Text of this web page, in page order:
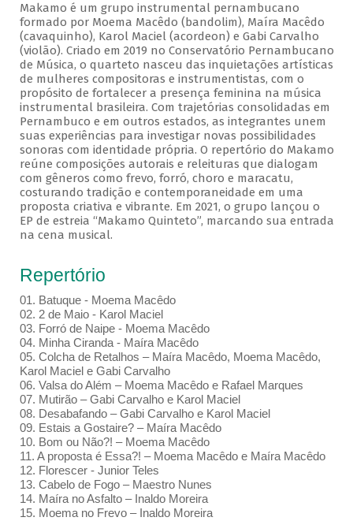
Makamo é um grupo instrumental pernambucano
formado por Moema Macêdo (bandolim), Maíra Macêdo
(cavaquinho), Karol Maciel (acordeon) e Gabi Carvalho
(violão). Criado em 2019 no Conservatório Pernambucano
de Música, o quarteto nasceu das inquietações artísticas
de mulheres compositoras e instrumentistas, com o
propósito de fortalecer a presença feminina na música
instrumental brasileira. Com trajetórias consolidadas em
Pernambuco e em outros estados, as integrantes unem
suas experiências para investigar novas possibilidades
sonoras com identidade própria. O repertório do Makamo
reúne composições autorais e releituras que dialogam
com gêneros como frevo, forró, choro e maracatu,
costurando tradição e contemporaneidade em uma
proposta criativa e vibrante. Em 2021, o grupo lançou o
EP de estreia “Makamo Quinteto”, marcando sua entrada
na cena musical.
Repertório
01. Batuque - Moema Macêdo
02. 2 de Maio - Karol Maciel
03. Forró de Naipe - Moema Macêdo
04. Minha Ciranda - Maíra Macêdo
05. Colcha de Retalhos – Maíra Macêdo, Moema Macêdo,
Karol Maciel e Gabi Carvalho
06. Valsa do Além – Moema Macêdo e Rafael Marques
07. Mutirão – Gabi Carvalho e Karol Maciel
08. Desabafando – Gabi Carvalho e Karol Maciel
09. Estais a Gostaire? – Maíra Macêdo
10. Bom ou Não?! – Moema Macêdo
11. A proposta é Essa?! – Moema Macêdo e Maíra Macêdo
12. Florescer - Junior Teles
13. Cabelo de Fogo – Maestro Nunes
14. Maíra no Asfalto – Inaldo Moreira
15. Moema no Frevo – Inaldo Moreira